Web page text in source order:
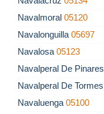
Navalmoral 05120
Navalonguilla 05697
Navalosa 05123
Navalperal De Pinares
Navalperal De Tormes
Navaluenga 05100